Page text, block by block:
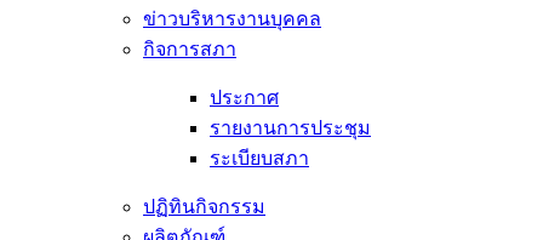
ข่าวบริหารงานบุคคล
กิจการสภา
ประกาศ
รายงานการประชุม
ระเบียบสภา
ปฏิทินกิจกรรม